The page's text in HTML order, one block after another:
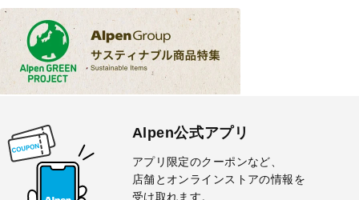
Alpen公式アプリ
アプリ限定のクーポンなど、
店舗とオンラインストアの情報を
受け取れます。